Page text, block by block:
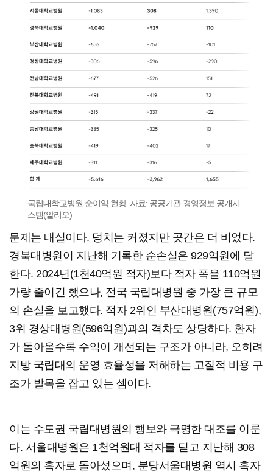
국립대학교병원 순이익 현황. 자료: 공공기관 경영정보 공개시
스템(알리오)
문제는 내실이다. 덩치는 커졌지만 곳간은 더 비었다.
경북대병원이 지난해 기록한 순손실은 929억원에 달
한다. 2024년(1천40억원 적자)보다 적자 폭을 110억원
가량 줄이긴 했으나, 전국 국립대병원 중 가장 큰 규모
의 손실을 보고했다. 적자 2위인 부산대병원(757억원),
3위 경상대병원(596억원)과의 격차도 상당하다. 환자
가 돌아올수록 수익이 개선되는 구조가 아니라, 오히려
지방 국립대의 운영 효율성을 저해하는 고질적 비용 구
조가 발목을 잡고 있는 셈이다.
이는 수도권 국립대병원의 행보와 극명한 대조를 이룬
다. 서울대병원은 1천억원대 적자를 딛고 지난해 308
억원의 흑자로 돌아섰으며, 분당서울대병원 역시 흑자